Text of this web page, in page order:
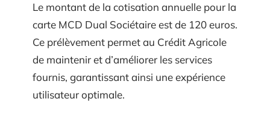
Le montant de la cotisation annuelle pour la
carte MCD Dual Sociétaire est de 120 euros.
Ce prélèvement permet au Crédit Agricole
de maintenir et d’améliorer les services
fournis, garantissant ainsi une expérience
utilisateur optimale.